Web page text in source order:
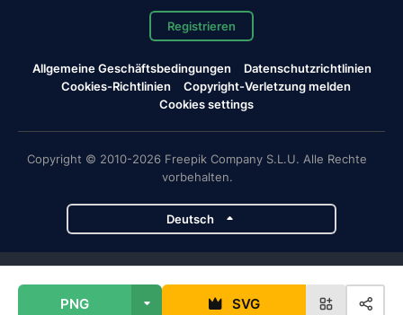
PNG SVG
Registrieren
Allgemeine Geschäftsbedingungen
Datenschutzrichtlinien
Cookies-Richtlinien
Copyright-Verletzung melden
Cookies settings
Copyright © 2010-2026 Freepik Company S.L.U. Alle Rechte
vorbehalten.
Deutsch